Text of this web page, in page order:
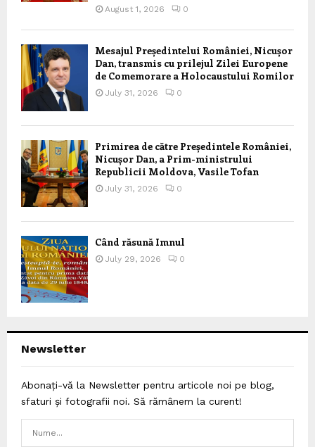
August 1, 2026 0
Mesajul Președintelui României, Nicușor
Dan, transmis cu prilejul Zilei Europene
de Comemorare a Holocaustului Romilor
July 31, 2026 0
Primirea de către Președintele României,
Nicușor Dan, a Prim-ministrului
Republicii Moldova, Vasile Tofan
July 31, 2026 0
Când răsună Imnul
July 29, 2026 0
Newsletter
Abonați-vă la Newsletter pentru articole noi pe blog,
sfaturi și fotografii noi. Să rămânem la curent!